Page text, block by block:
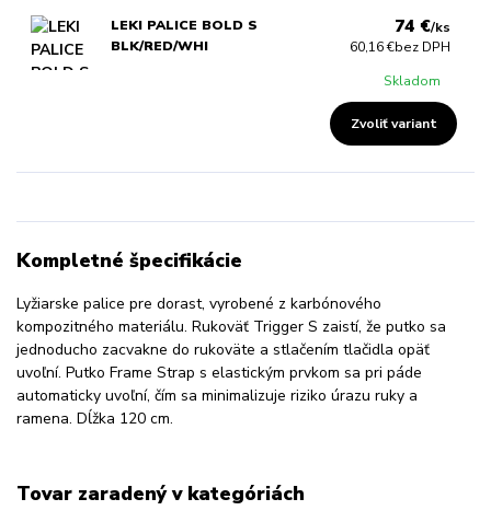
LEKI PALICE BOLD S
BLK/RED/WHI
74 €/ks
60,16 €bez DPH
Skladom
Zvoliť variant
Kompletné špecifikácie
Lyžiarske palice pre dorast, vyrobené z karbónového
kompozitného materiálu. Rukoväť Trigger S zaistí, že putko sa
jednoducho zacvakne do rukoväte a stlačením tlačidla opäť
uvoľní. Putko Frame Strap s elastickým prvkom sa pri páde
automaticky uvoľní, čím sa minimalizuje riziko úrazu ruky a
ramena. Dĺžka 120 cm.
Tovar zaradený v kategóriách